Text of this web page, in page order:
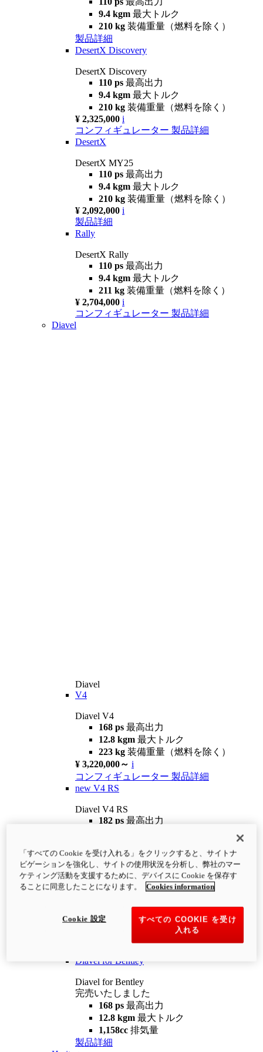
9.4 kgm 最大トルク
210 kg 装備重量（燃料を除く）
製品詳細
DesertX Discovery
DesertX Discovery
110 ps 最高出力
9.4 kgm 最大トルク
210 kg 装備重量（燃料を除く）
¥ 2,325,000 i
コンフィギュレーター 製品詳細
DesertX
DesertX MY25
110 ps 最高出力
9.4 kgm 最大トルク
210 kg 装備重量（燃料を除く）
¥ 2,092,000 i
製品詳細
Rally
DesertX Rally
110 ps 最高出力
9.4 kgm 最大トルク
211 kg 装備重量（燃料を除く）
¥ 2,704,000 i
コンフィギュレーター 製品詳細
Diavel
Diavel
V4
Diavel V4
168 ps 最高出力
12.8 kgm 最大トルク
223 kg 装備重量（燃料を除く）
¥ 3,220,000～ i
コンフィギュレーター 製品詳細
new V4 RS
Diavel V4 RS
182 ps 最高出力
¥4,400,000 i
コンフィギュレーター 製品詳細
newV4 RS 100
12.2 kgm
最大トルク
装備重量（燃料を除く）
Diavel for Bentley
Diavel for Bentley
完売いたしました
168 ps 最高出力
12.8 kgm 最大トルク
1,158cc 排気量
製品詳細
「すべての Cookie を受け入れる」をクリックすると、サイトナ
ビゲーションを強化し、サイトの使用状況を分析し、弊社のマー
ケティング活動を支援するために、デバイスに Cookie を保存す
ることに同意したことになります。
Cookies information
すべての COOKIE を受け
入れる
Cookie 設定